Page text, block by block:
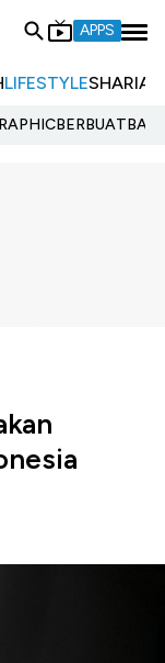
APPS
LIFESTYLESHARIA